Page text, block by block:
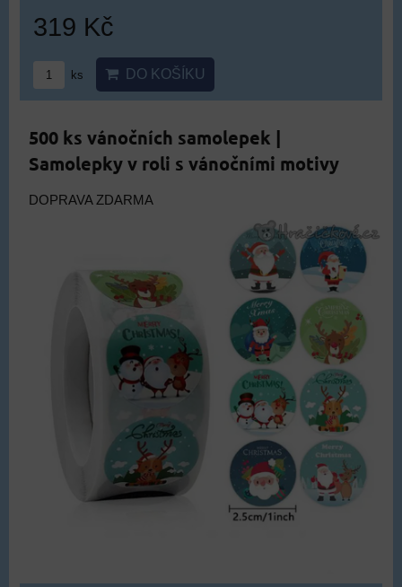
319 Kč
ks DO KOŠÍKU
500 ks vánočních samolepek |
Samolepky v roli s vánočními motivy
DOPRAVA ZDARMA